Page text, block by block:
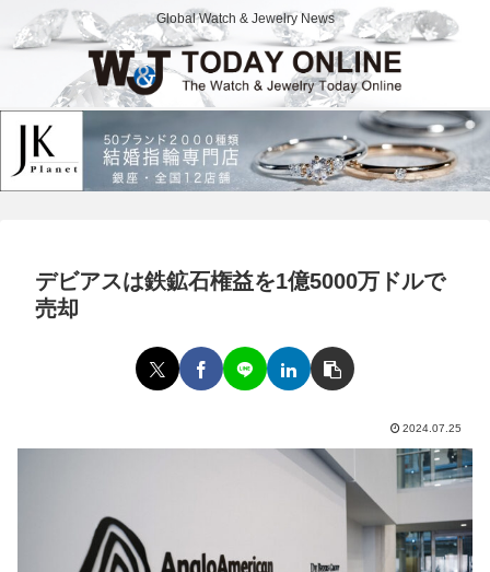
Global Watch & Jewelry News
デビアスは鉄鉱石権益を1億5000万ドルで
売却
2024.07.25